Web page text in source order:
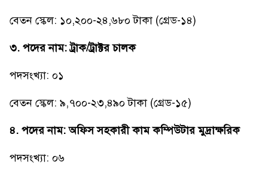
বেতন স্কেল: ১০,২০০-২৪,৬৮০ টাকা (গ্রেড-১৪)
৩. পদের নাম: ট্রাক/ট্রাক্টর চালক
পদসংখ্যা: ০১
বেতন স্কেল: ৯,৭০০-২৩,৪৯০ টাকা (গ্রেড-১৫)
৪. পদের নাম: অফিস সহকারী কাম কম্পিউটার মুদ্রাক্ষরিক
পদসংখ্যা: ০৬